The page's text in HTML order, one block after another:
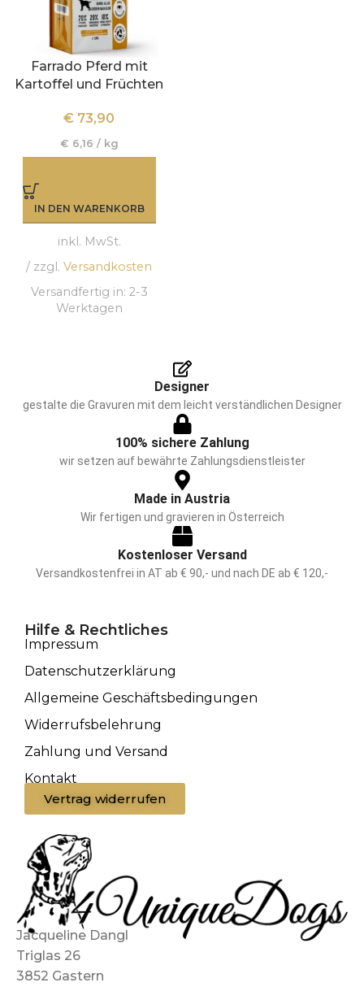
Farrado Pferd mit
Kartoffel und Früchten
€ 73,90
€ 6,16 / kg
IN DEN WARENKORB
inkl. MwSt.
/ zzgl. Versandkosten
Versandfertig in: 2-3
Werktagen
Designer
gestalte die Gravuren mit dem leicht verständlichen Designer
100% sichere Zahlung
wir setzen auf bewährte Zahlungsdienstleister
Made in Austria
Wir fertigen und gravieren in Österreich
Kostenloser Versand
Versandkostenfrei in AT ab € 90,- und nach DE ab € 120,-
Hilfe & Rechtliches
Impressum
Datenschutzerklärung
Allgemeine Geschäftsbedingungen
Widerrufsbelehrung
Zahlung und Versand
Kontakt
Vertrag widerrufen
Jacqueline Dangl
Triglas 26
3852 Gastern